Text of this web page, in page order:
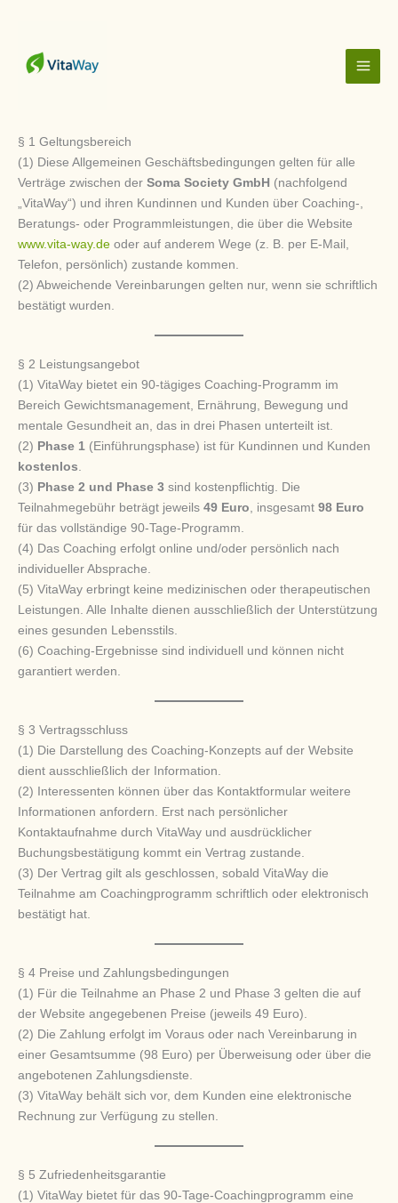
springen
§ 1 Geltungsbereich
(1) Diese Allgemeinen Geschäftsbedingungen gelten für alle
Verträge zwischen der Soma Society GmbH (nachfolgend
„VitaWay“) und ihren Kundinnen und Kunden über Coaching-,
Beratungs- oder Programmleistungen, die über die Website
www.vita-way.de oder auf anderem Wege (z. B. per E-Mail,
Telefon, persönlich) zustande kommen.
(2) Abweichende Vereinbarungen gelten nur, wenn sie schriftlich
bestätigt wurden.
§ 2 Leistungsangebot
(1) VitaWay bietet ein 90-tägiges Coaching-Programm im
Bereich Gewichtsmanagement, Ernährung, Bewegung und
mentale Gesundheit an, das in drei Phasen unterteilt ist.
(2) Phase 1 (Einführungsphase) ist für Kundinnen und Kunden
kostenlos
(3) Phase 2 und Phase 3 sind kostenpflichtig. Die
Teilnahmegebühr beträgt jeweils 49 Euro , insgesamt 98 Euro
für das vollständige 90-Tage-Programm.
(4) Das Coaching erfolgt online und/oder persönlich nach
individueller Absprache.
(5) VitaWay erbringt keine medizinischen oder therapeutischen
Leistungen. Alle Inhalte dienen ausschließlich der Unterstützung
eines gesunden Lebensstils.
(6) Coaching-Ergebnisse sind individuell und können nicht
garantiert werden.
§ 3 Vertragsschluss
(1) Die Darstellung des Coaching-Konzepts auf der Website
dient ausschließlich der Information.
(2) Interessenten können über das Kontaktformular weitere
Informationen anfordern. Erst nach persönlicher
Kontaktaufnahme durch VitaWay und ausdrücklicher
Buchungsbestätigung kommt ein Vertrag zustande.
(3) Der Vertrag gilt als geschlossen, sobald VitaWay die
Teilnahme am Coachingprogramm schriftlich oder elektronisch
bestätigt hat.
§ 4 Preise und Zahlungsbedingungen
(1) Für die Teilnahme an Phase 2 und Phase 3 gelten die auf
der Website angegebenen Preise (jeweils 49 Euro).
(2) Die Zahlung erfolgt im Voraus oder nach Vereinbarung in
einer Gesamtsumme (98 Euro) per Überweisung oder über die
angebotenen Zahlungsdienste.
(3) VitaWay behält sich vor, dem Kunden eine elektronische
Rechnung zur Verfügung zu stellen.
§ 5 Zufriedenheitsgarantie
(1) VitaWay bietet für das 90-Tage-Coachingprogramm eine